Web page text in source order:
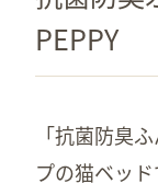
PEPPY
「抗菌防臭
プの猫ベッ